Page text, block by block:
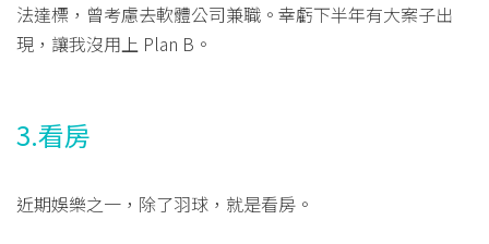
法達標，曾考慮去軟體公司兼職。幸虧下半年有大案子出
現，讓我沒用上 Plan B。
3.看房
近期娛樂之一，除了羽球，就是看房。